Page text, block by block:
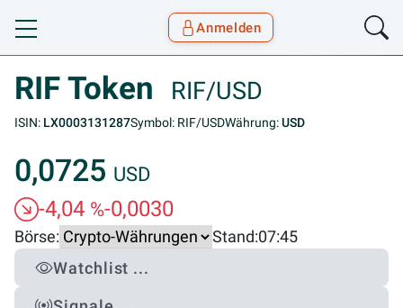
Toggle navigation
Anmelden
RIF Token RIF/USD
ISIN: LX0003131287Symbol: RIF/USDWährung:USD
0,0725 USD
-4,04 %-0,0030
Börse: Stand:07:45
Watchlist ...